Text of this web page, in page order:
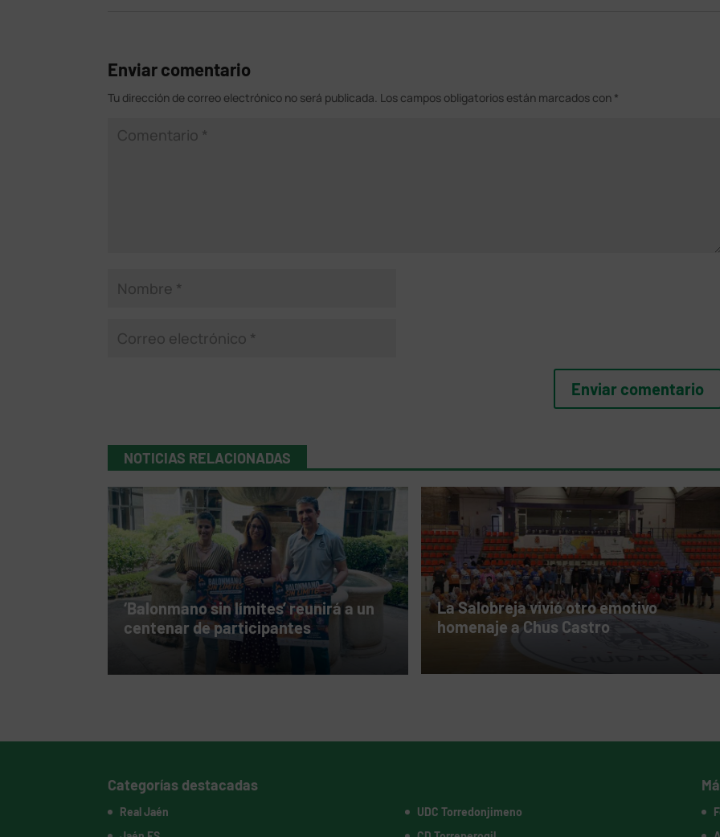
Enviar comentario
Tu dirección de correo electrónico no será publicada. Los campos obligatorios están marcados con *
NOTICIAS RELACIONADAS
‘Balonmano sin límites’ reunirá a un
centenar de participantes
La Salobreja vivió otro emotivo
homenaje a Chus Castro
Categorías destacadas
Real Jaén
UDC Torredonjimeno